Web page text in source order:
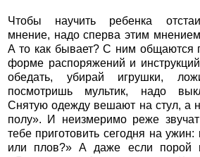
Чтобы научить ребенка
мнение, надо сперва этим
А то как бывает? С ним общаются
форме распоряжений и
обедать, убирай игрушки,
посмотришь мультик, надо
Снятую одежду вешают на стул, а
полу». И неизмеримо реже
тебе приготовить сегодня на
или плов?» А даже если порой